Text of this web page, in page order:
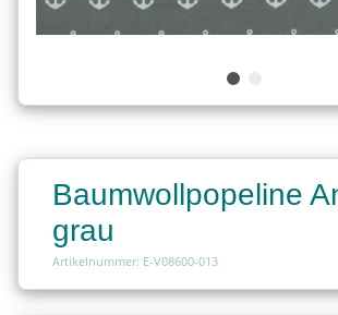
Baumwollpopeline
grau
Artikelnummer: E-V08600-013